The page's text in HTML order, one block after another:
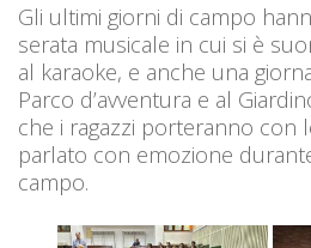
Gli ultimi giorni di campo
serata musicale in cui si è
al karaoke, e anche una
Parco d’avventura e al
che i ragazzi porteranno con
parlato con emozione
campo.